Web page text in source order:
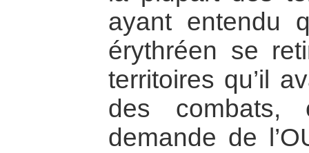
ayant entendu
érythréen se
territoires qu’il
des combats,
demande de